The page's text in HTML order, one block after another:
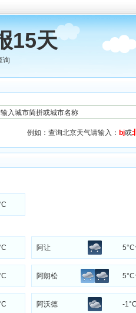
15天
询
例如：查询北京天气请输入： bj或
阿让
阿朗松
阿沃德 -